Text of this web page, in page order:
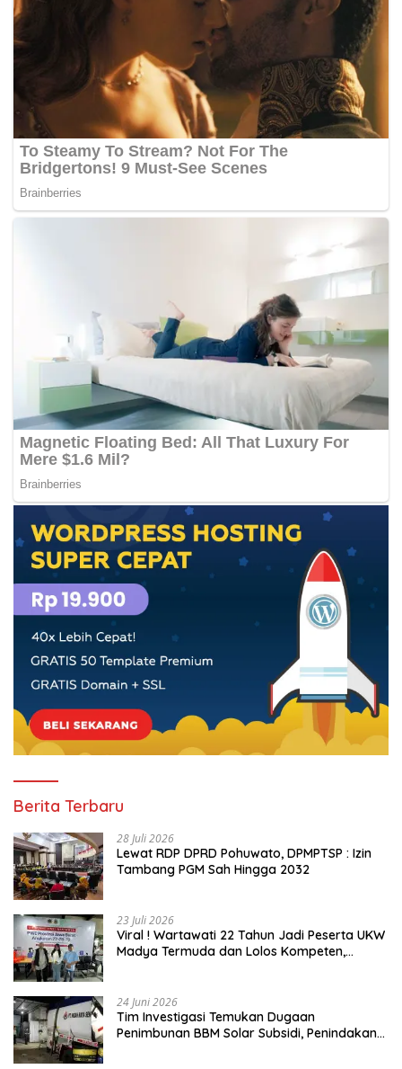
Berita Terbaru
28 Juli 2026
Lewat RDP DPRD Pohuwato, DPMPTSP : Izin
Tambang PGM Sah Hingga 2032
23 Juli 2026
Viral ! Wartawati 22 Tahun Jadi Peserta UKW
Madya Termuda dan Lolos Kompeten,
24 Juni 2026
Tim Investigasi Temukan Dugaan
Penimbunan BBM Solar Subsidi, Penindakan